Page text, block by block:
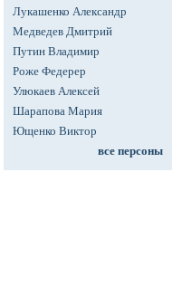
Лукашенко Александр
Медведев Дмитрий
Путин Владимир
Роже Федерер
Улюкаев Алексей
Шарапова Мария
Ющенко Виктор
все персоны